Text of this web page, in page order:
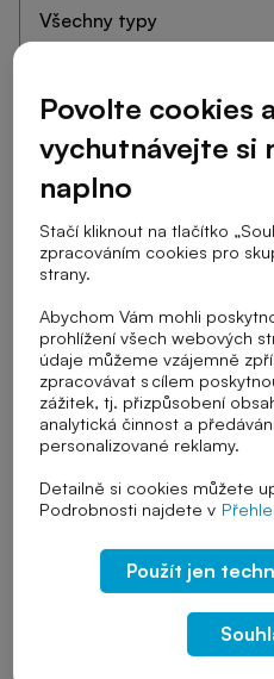
Stupeň školy
Téma výuky
Řazení
Zrušit vybrané filtry
Jídlo Klimatická
Udržitelný jídelníček
Povolte cookies a
vychutnávejte si
naplno
Stačí kliknout na tlačítko
zpracováním cookies pro
strany.
Abychom Vám mohli
prohlížení všech webových
údaje můžeme vzájemně
zpracovávat s cílem
zážitek, tj. přizpůsobení
analytická činnost a
personalizované reklamy.
Detailně si cookies můžete
Podrobnosti najdete v
Použít jen